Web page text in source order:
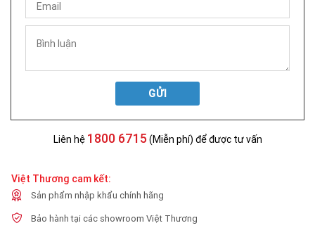
GỬI
Liên hệ 1800 6715 (Miễn phí) để được tư vấn
Việt Thương cam kết:
Sản phẩm nhập khẩu chính hãng
Bảo hành tại các showroom Việt Thương